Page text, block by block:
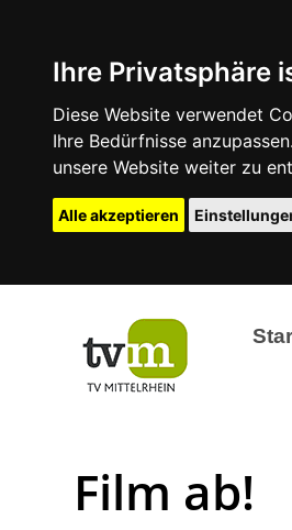
Ihre Privatsphäre
Diese Website verwendet
Ihre Bedürfnisse
unsere Website weiter zu
Alle akzeptieren
Film ab!